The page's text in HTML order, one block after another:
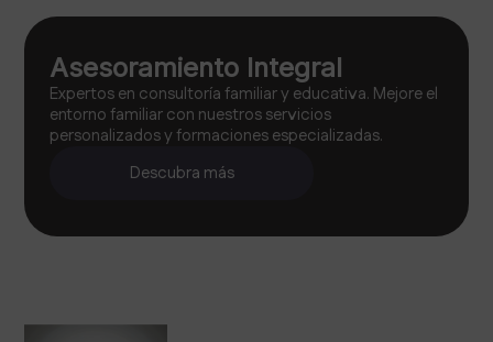
Asesoramiento Integral
Expertos en consultoría familiar y educativa. Mejore el
entorno familiar con nuestros servicios
personalizados y formaciones especializadas.
Descubra más